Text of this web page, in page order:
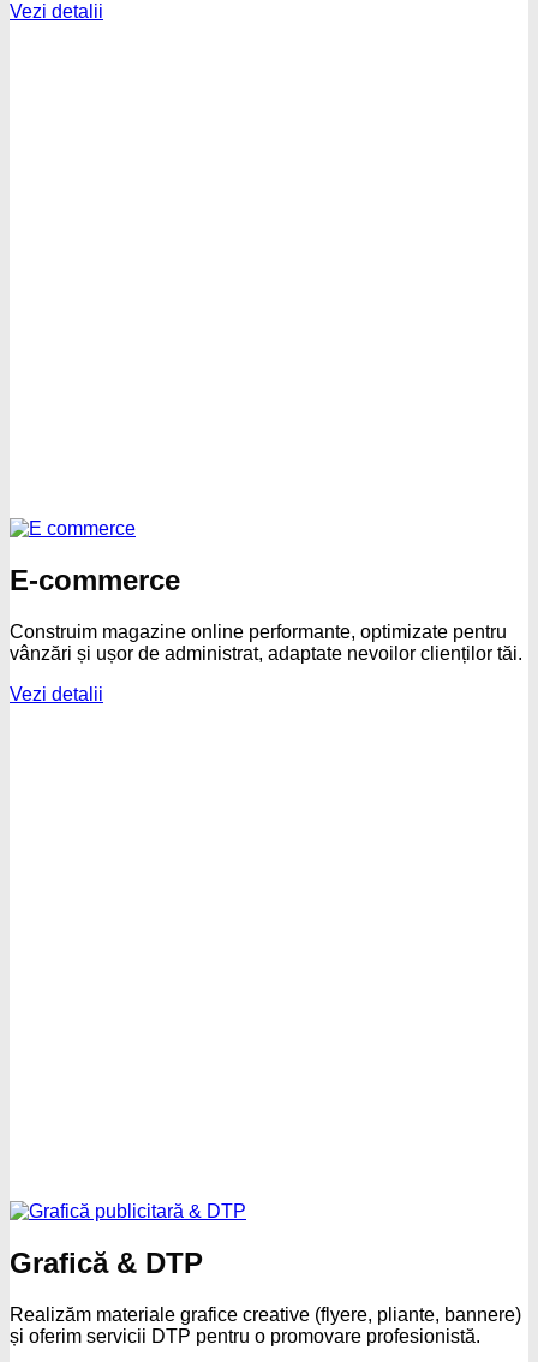
Vezi detalii
E-commerce
Construim magazine online performante, optimizate pentru
vânzări și ușor de administrat, adaptate nevoilor clienților tăi.
Vezi detalii
Grafică & DTP
Realizăm materiale grafice creative (flyere, pliante, bannere)
și oferim servicii DTP pentru o promovare profesionistă.